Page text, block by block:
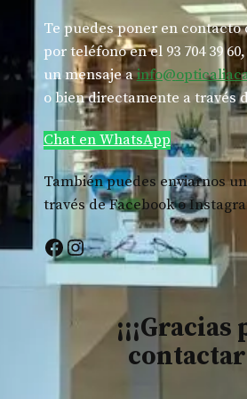
Te puedes poner en contacto
por teléfono en el 93 704 39
un mensaje ainfo@
o bien directamente a través
Chat en WhatsApp
También puedes enviarnos
través de Facebook o
Facebook
Instagram
¡¡¡Gracias